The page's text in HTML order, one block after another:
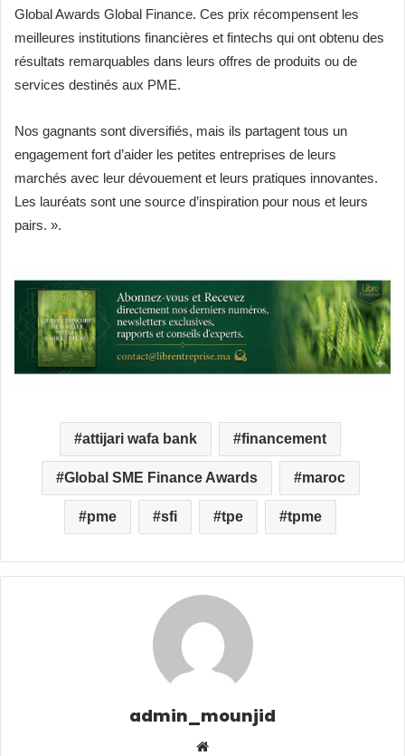
Global Awards Global Finance. Ces prix récompensent les
meilleures institutions financières et fintechs qui ont obtenu des
résultats remarquables dans leurs offres de produits ou de
services destinés aux PME.
Nos gagnants sont diversifiés, mais ils partagent tous un
engagement fort d’aider les petites entreprises de leurs
marchés avec leur dévouement et leurs pratiques innovantes.
Les lauréats sont une source d’inspiration pour nous et leurs
pairs. ».
attijari wafa bank financement
Global SME Finance Awards maroc
pme sfi tpe tpme
admin_mounjid